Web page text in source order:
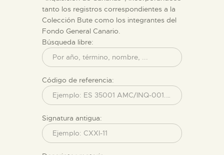
EXHIBITION AND
COLLECTIONS
CENTRO DE
DOCUMENTACIÓN
SERVICES
ENGLISH
tanto los registros correspondientes a la
Colección Bute como los integrantes del
Fondo General Canario.
Búsqueda libre:
Código de referencia:
Signatura antigua: